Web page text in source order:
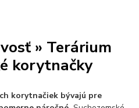
želva
korytnačky
» Terárium
korytnačky
korytnačiek bývajú pre